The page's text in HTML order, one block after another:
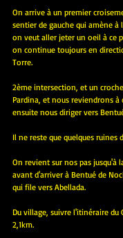
On arrive à un premier
sentier de gauche qui amène à
on veut aller jeter un oeil à ce
on continue toujours en
Torre.
2ème intersection, et un
Pardina, et nous reviendrons à
ensuite nous diriger vers
Il ne reste que quelques ruines
On revient sur nos pas jusqu'à
avant d'arriver à Bentué de
qui file vers Abellada.
Du village, suivre l'itinéraire du
2,1km.